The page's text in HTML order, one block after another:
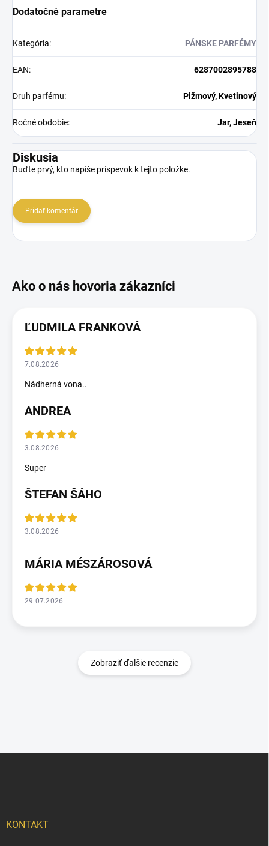
Dodatočné parametre
Kategória: PÁNSKE PARFÉMY
EAN: 6287002895788
Druh parfému: Pižmový, Kvetinový
Ročné obdobie: Jar, Jeseň
Diskusia
Buďte prvý, kto napíše príspevok k tejto položke.
Pridať komentár
ĽUDMILA FRANKOVÁ
7.08.2026
Nádherná vona..
ANDREA
3.08.2026
Super
ŠTEFAN ŠÁHO
3.08.2026
MÁRIA MÉSZÁROSOVÁ
29.07.2026
Zobraziť ďalšie recenzie
KONTAKT